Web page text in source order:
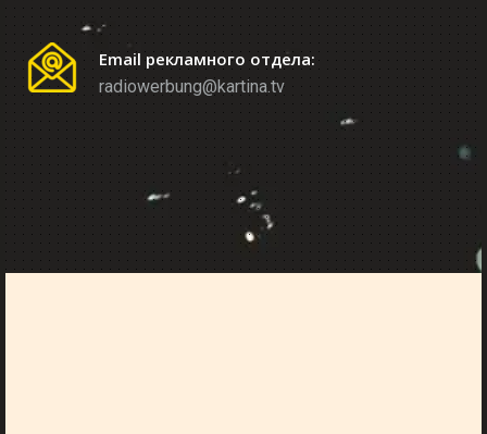
Email рекламного отдела:
radiowerbung@kartina.tv